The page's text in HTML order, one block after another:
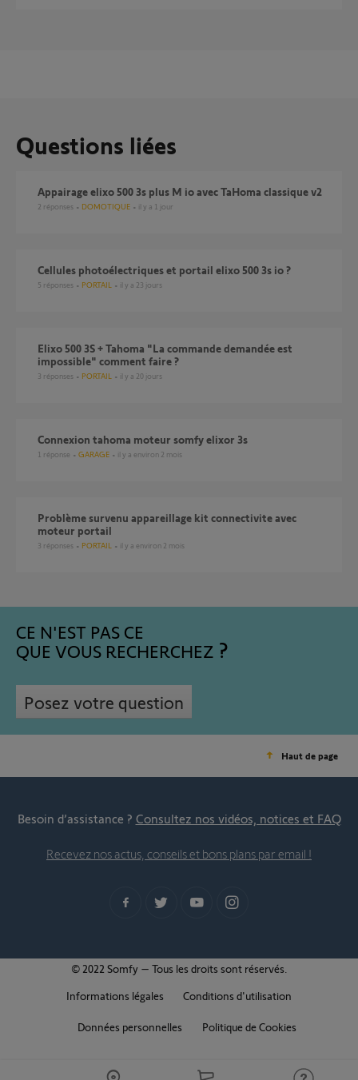
Questions liées
Appairage elixo 500 3s plus M io avec TaHoma classique v2
2 réponses DOMOTIQUE il y a 1 jour
Cellules photoélectriques et portail elixo 500 3s io ?
5 réponses PORTAIL il y a 23 jours
Elixo 500 3S + Tahoma "La commande demandée est
impossible" comment faire ?
3 réponses PORTAIL il y a 20 jours
Connexion tahoma moteur somfy elixor 3s
1 réponse GARAGE il y a environ 2 mois
problème survenu appareillage kit connectivite avec
moteur portail
3 réponses PORTAIL il y a environ 2 mois
CE N'EST PAS CE
QUE VOUS RECHERCHEZ
Posez votre question
Haut de page
Besoin d’assistance ? Consultez nos vidéos, notices et FAQ
Recevez nos actus, conseils et bons plans par email !
© 2022 Somfy – Tous les droits sont réservés.
Informations légales
Conditions d'utilisation
Données personnelles Politique de Cookies